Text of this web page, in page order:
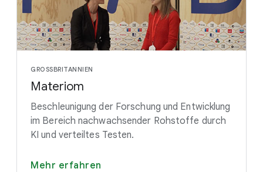
GROSSBRITANNIEN
Materiom
Beschleunigung der Forschung und Entwicklung
im Bereich nachwachsender Rohstoffe durch
KI und verteiltes Testen.
Mehr erfahren